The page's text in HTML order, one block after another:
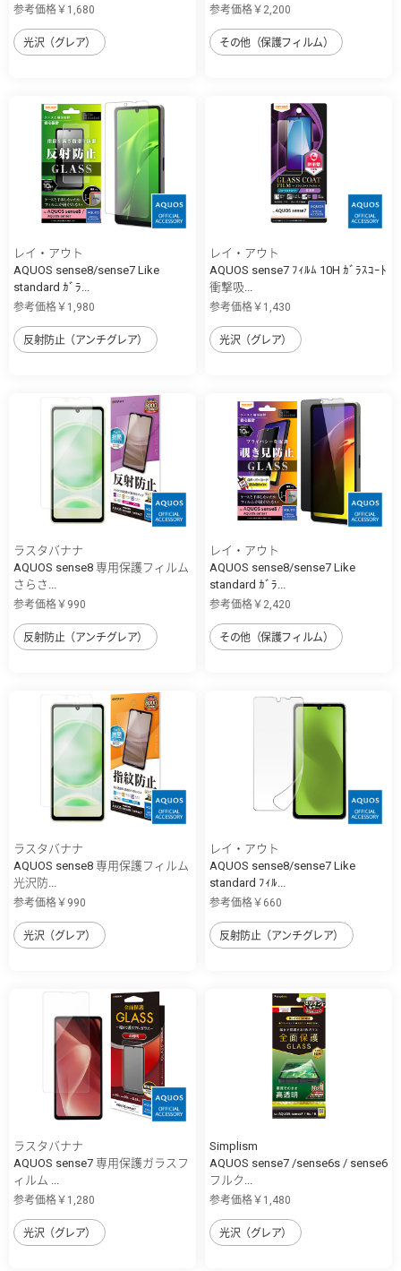
参考価格￥1,680
光沢（グレア）
参考価格￥2,200
その他（保護フィルム）
レイ・アウト
AQUOS sense8/sense7 Like
standard ｶﾞﾗ...
参考価格￥1,980
反射防止（アンチグレア）
レイ・アウト
AQUOS sense7 ﾌｨﾙﾑ 10H ｶﾞﾗｽｺｰﾄ
衝撃吸...
参考価格￥1,430
光沢（グレア）
ラスタバナナ
AQUOS sense8 専用保護フィルム
さらさ...
参考価格￥990
反射防止（アンチグレア）
レイ・アウト
AQUOS sense8/sense7 Like
standard ｶﾞﾗ...
参考価格￥2,420
その他（保護フィルム）
ラスタバナナ
AQUOS sense8 専用保護フィルム
光沢防...
参考価格￥990
光沢（グレア）
レイ・アウト
AQUOS sense8/sense7 Like
standard ﾌｨﾙ...
参考価格￥660
反射防止（アンチグレア）
ラスタバナナ
AQUOS sense7 専用保護ガラスフ
ィルム ...
参考価格￥1,280
光沢（グレア）
Simplism
AQUOS sense7 /sense6s / sense6
フルク...
参考価格￥1,480
光沢（グレア）